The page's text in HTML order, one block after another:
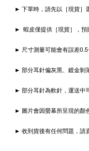
► 下單時，請先以［現貨］
► 蝦皮僅提供［現貨］，預
► 尺寸測量可能會有誤差
► 部分耳針偏灰黑、鍍金剝
► 部分耳針為軟針，運送中
► 圖片會因螢幕所呈現的顏
► 收到貨後有任何問題，請